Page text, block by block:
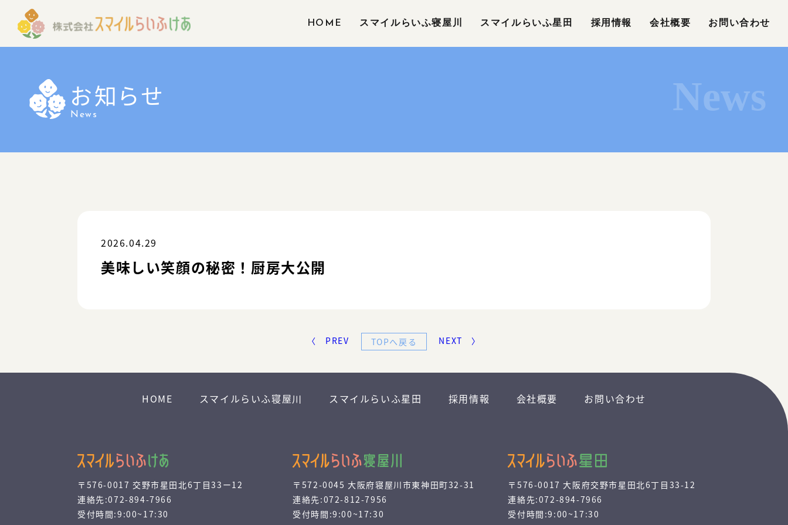
HOME スマイルらいふ寝屋川 スマイルらいふ星田 採用情報 会社概要 お問い合わせ
お知らせ
News
2026.04.29
美味しい笑顔の秘密！厨房大公開
〈 PREV TOPへ戻る NEXT 〉
HOME スマイルらいふ寝屋川 スマイルらいふ星田 採用情報 会社概要 お問い合わせ
〒576-0017 交野市星田北6丁目33ー12
連絡先:072-894-7966
受付時間:9:00~17:30
〒572-0045 大阪府寝屋川市東神田町32-31
連絡先:072-812-7956
受付時間:9:00~17:30
〒576-0017 大阪府交野市星田北6丁目33-12
連絡先:072-894-7966
受付時間:9:00~17:30